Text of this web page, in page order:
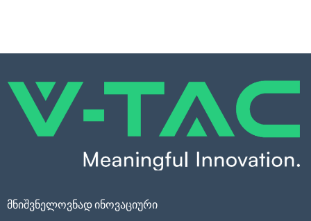
მნიშვნელოვნად ინოვაციური